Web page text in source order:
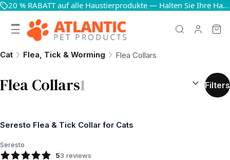
20 % RABATT auf alle Haustierprodukte — Halten Sie Ihre Haustiere glücklich und gesund
Cat Flea, Tick & Worming Flea Collars
Flea Collars1 SORT BY: (
Filters
Seresto Flea & Tick Collar for Cats
Seresto
53 reviews